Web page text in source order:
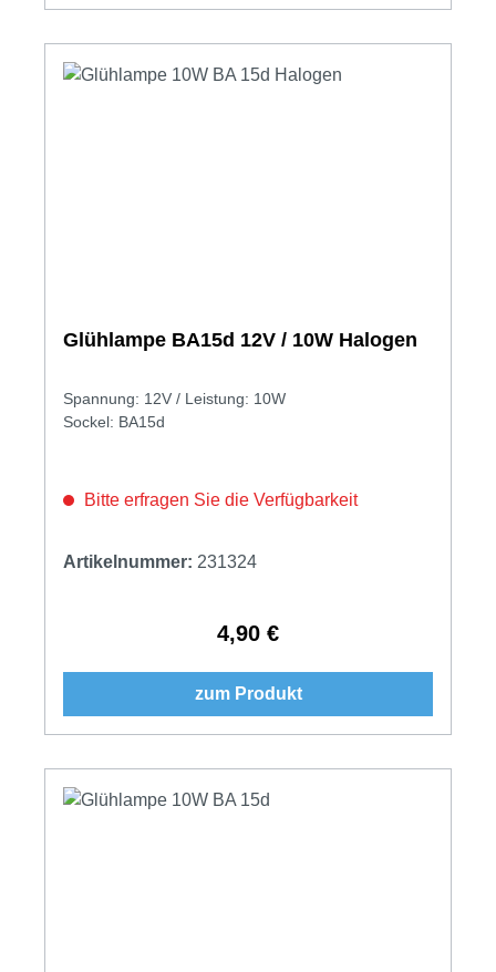
Glühlampe BA15d 12V / 10W Halogen
Spannung: 12V / Leistung: 10W
Sockel: BA15d
Bitte erfragen Sie die Verfügbarkeit
Artikelnummer: 231324
Regulärer Preis:
4,90 €
zum Produkt